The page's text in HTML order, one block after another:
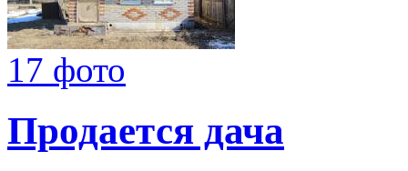
17 фото
Продается дача